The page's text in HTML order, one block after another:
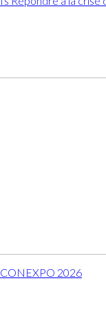
CONEXPO 2026